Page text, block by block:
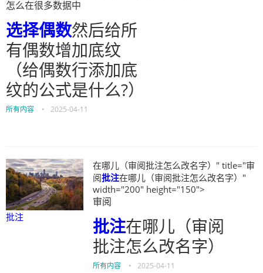
怎么在很多数据中
选择偶数然后给所
有偶数增加底纹
（给偶数行添加底
纹的公式是什么?）
所有内容 • 2025-04-11
批注
在哪儿（审阅批注怎么改名字）" title="审
阅批注在哪儿（审阅批注怎么改名字）"
width="200" height="150">
审阅
批注在哪儿（审阅
批注怎么改名字）
所有内容 • 2025-04-11